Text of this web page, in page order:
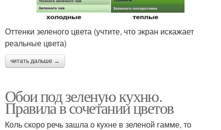
Оттенки зеленого цвета (учтите, что экран искажает
реальные цвета)
читать дальше →
Обои под зеленую кухню.
Правила в сочетании цветов
Коль скоро речь зашла о кухне в зеленой гамме, то